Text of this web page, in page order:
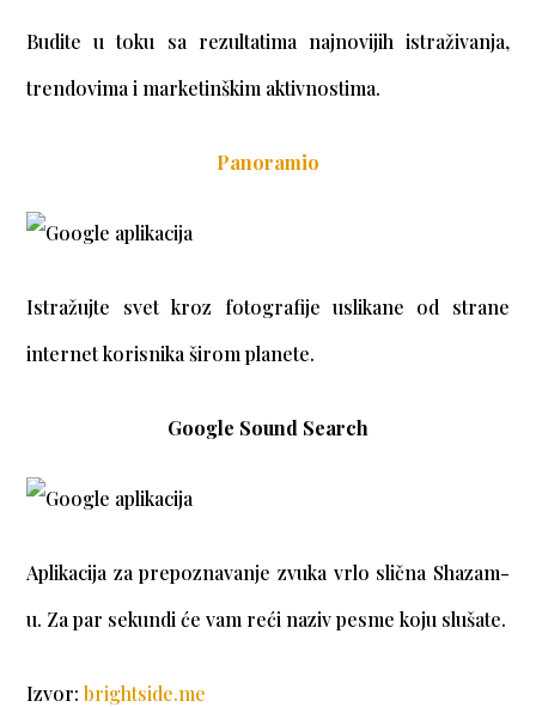
Budite u toku sa rezultatima najnovijih istraživanja,
trendovima i marketinškim aktivnostima.
Panoramio
Istražujte svet kroz fotografije uslikane od strane
internet korisnika širom planete.
Google Sound Search
Aplikacija za prepoznavanje zvuka vrlo slična Shazam-
u. Za par sekundi će vam reći naziv pesme koju slušate.
Izvor:brightside.me